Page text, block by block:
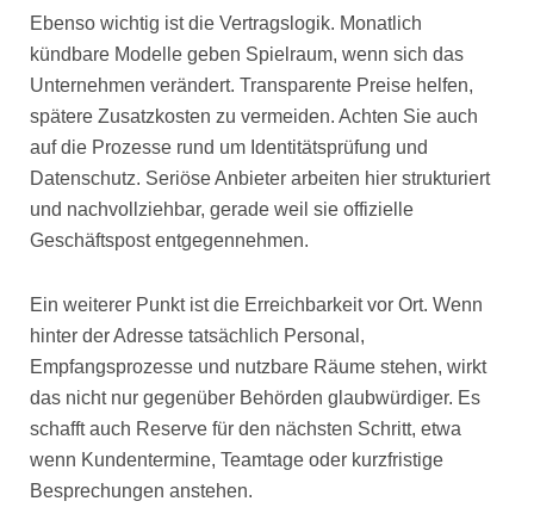
Ebenso wichtig ist die Vertragslogik. Monatlich
kündbare Modelle geben Spielraum, wenn sich das
Unternehmen verändert. Transparente Preise helfen,
spätere Zusatzkosten zu vermeiden. Achten Sie auch
auf die Prozesse rund um Identitätsprüfung und
Datenschutz. Seriöse Anbieter arbeiten hier strukturiert
und nachvollziehbar, gerade weil sie offizielle
Geschäftspost entgegennehmen.
Ein weiterer Punkt ist die Erreichbarkeit vor Ort. Wenn
hinter der Adresse tatsächlich Personal,
Empfangsprozesse und nutzbare Räume stehen, wirkt
das nicht nur gegenüber Behörden glaubwürdiger. Es
schafft auch Reserve für den nächsten Schritt, etwa
wenn Kundentermine, Teamtage oder kurzfristige
Besprechungen anstehen.